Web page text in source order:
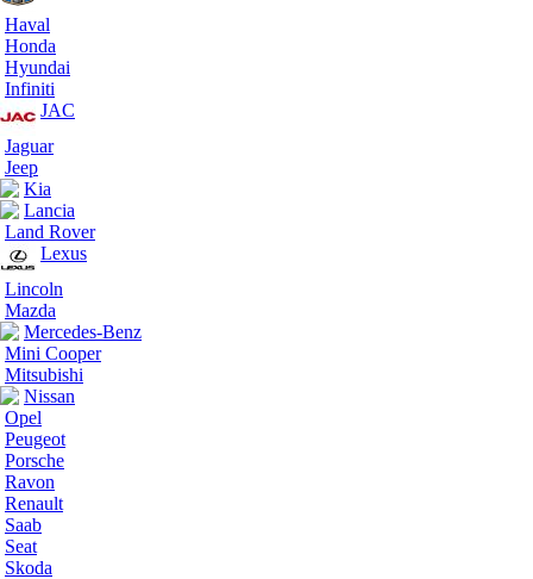
Haval
Honda
Hyundai
Infiniti
JAC
Jaguar
Jeep
Kia
Lancia
Land Rover
Lexus
Lincoln
Mazda
Mercedes-Benz
Mini Cooper
Mitsubishi
Nissan
Opel
Peugeot
Porsche
Ravon
Renault
Saab
Seat
Skoda